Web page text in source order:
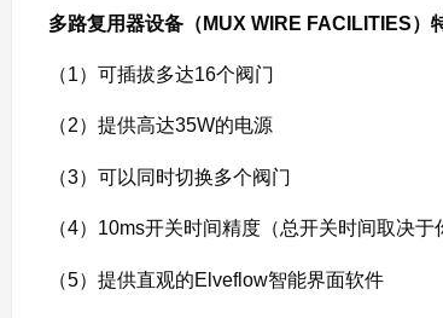
多路复用器设备（MUX WIRE FACILITIES）
（1）可插拔多达16个阀门
（2）提供高达35W的电源
（3）可以同时切换多个阀门
（4）10ms开关时间精度（总开关时间取决
（5）提供直观的Elveflow智能界面软件